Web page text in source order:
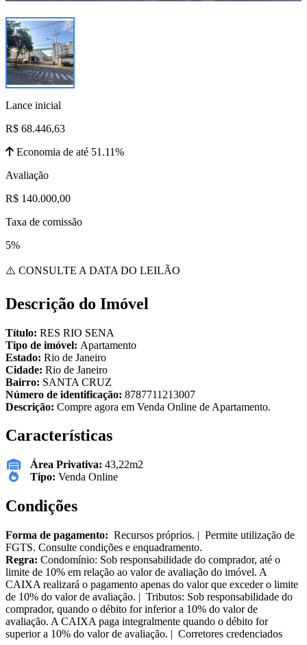
Lance inicial
R$ 68.446,63
Economia de até 51.11%
Avaliação
R$ 140.000,00
Taxa de comissão
5%
⚠️ CONSULTE A DATA DO LEILÃO
Descrição do Imóvel
Título: RES RIO SENA
Tipo de imóvel: Apartamento
Estado: Rio de Janeiro
Cidade: Rio de Janeiro
Bairro: SANTA CRUZ
Número de identificação: 8787711213007
Descrição: Compre agora em Venda Online de Apartamento.
Características
Área Privativa: 43,22m2
Tipo: Venda Online
Condições
Forma de pagamento: Recursos próprios. | Permite utilização de
FGTS. Consulte condições e enquadramento.
Regra: Condomínio: Sob responsabilidade do comprador, até o
limite de 10% em relação ao valor de avaliação do imóvel. A
CAIXA realizará o pagamento apenas do valor que exceder o limite
de 10% do valor de avaliação. | Tributos: Sob responsabilidade do
comprador, quando o débito for inferior a 10% do valor de
avaliação. A CAIXA paga integralmente quando o débito for
superior a 10% do valor de avaliação. | Corretores credenciados